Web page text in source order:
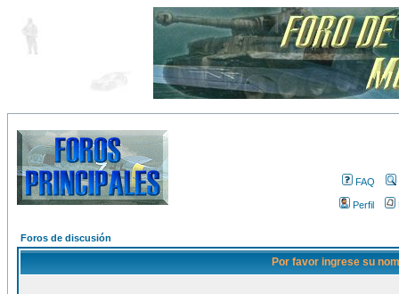
FAQ
Perfil
Foros de discusión
Por favor ingrese su